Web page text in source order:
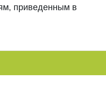
приведенным в